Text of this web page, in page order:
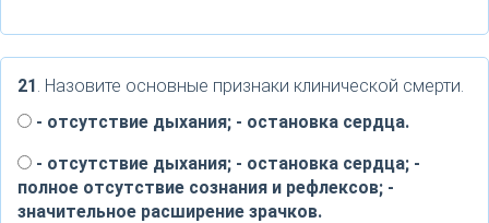
21. Назовите основные признаки клинической смерти.
- отсутствие дыхания; - остановка сердца.
- отсутствие дыхания; - остановка сердца; -
полное отсутствие сознания и рефлексов; -
значительное расширение зрачков.